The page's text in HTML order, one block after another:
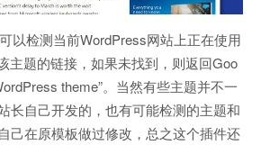
以检测当前WordPress网站上正在使用
主题的链接，如果未找到，则返回Goo
theme”。当然有些主题并不一
长自己开发的，也有可能检测的主题和
己在原模板做过修改，总之这个插件还